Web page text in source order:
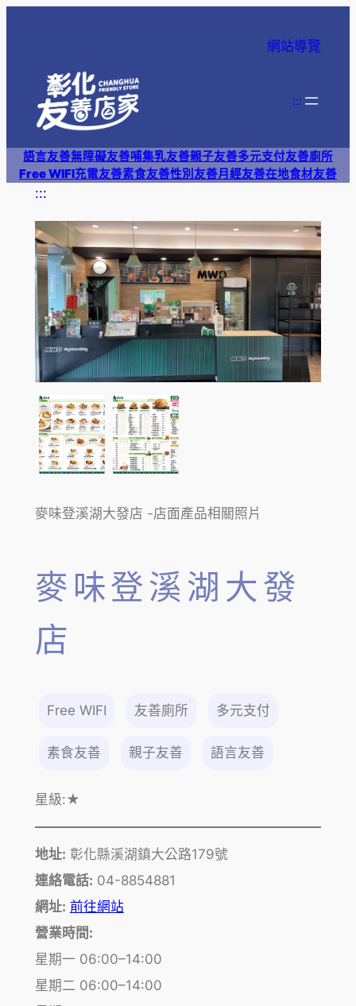
網站導覽
:::
語言友善無障礙友善哺集乳友善親子友善多元支付友善廁所
Free WIFI充電友善素食友善性別友善月經友善在地食材友善
:::
麥味登溪湖大發店 -店面產品相關照片
麥味登溪湖大發
店
Free WIFI 友善廁所 多元支付
素食友善 親子友善 語言友善
星級:★
地址: 彰化縣溪湖鎮大公路179號
連絡電話: 04-8854881
網址: 前往網站
營業時間:
星期一 06:00–14:00
星期二 06:00–14:00